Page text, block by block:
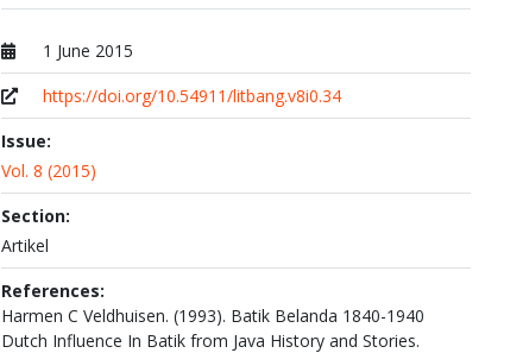
Published at
1 June 2015
https://doi.org/10.54911/litbang.v8i0.34
Issue:
Vol. 8 (2015)
Section:
Artikel
References:
Harmen C Veldhuisen. (1993). Batik Belanda 1840-1940
Dutch Influence In Batik from Java History and Stories.